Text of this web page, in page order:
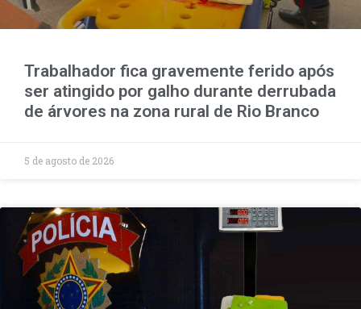
Trabalhador fica gravemente ferido após
ser atingido por galho durante derrubada
de árvores na zona rural de Rio Branco
5 de agosto de 2026